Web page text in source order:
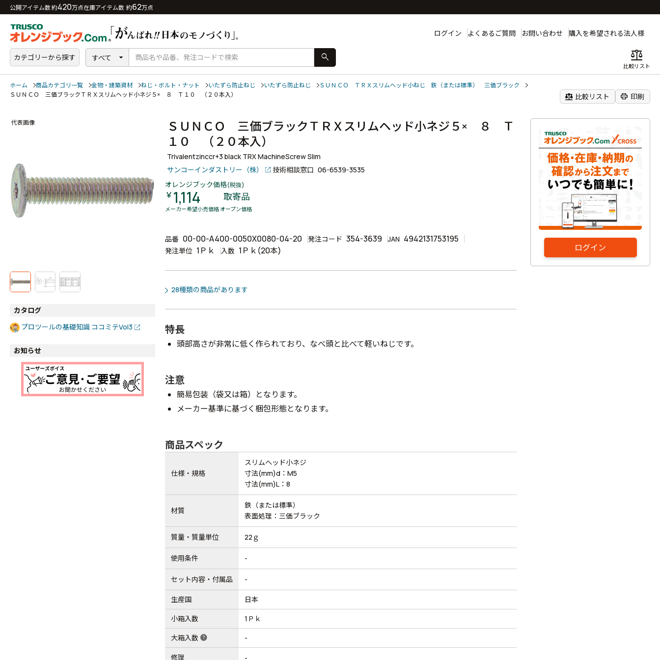
公開アイテム数 約420万点在庫アイテム数 約62万点
ログイン よくあるご質問 お問い合わせ 購入を希望される法人様
カテゴリーから探す すべて search balance
比較リスト
ホーム 商品カテゴリ一覧 金物・建築資材 ねじ・ボルト・ナット いたずら防止ねじ いたずら防止ねじ
ＳＵＮＣＯ ＴＲＸスリムヘッド小ねじ 鉄（または標準） 三価ブラック
ＳＵＮＣＯ 三価ブラックＴＲＸスリムヘッド小ネジ５× ８ Ｔ１０ （２０本入）
balance 比較リスト print 印刷
ログイン
代表画像
カタログ
プロツールの基礎知識 ココミテVol3
お知らせ
ＳＵＮＣＯ 三価ブラックＴＲＸスリムヘッド小ネジ５× ８ Ｔ
１０ （２０本入）
Trivalentzinccr+3 black TRX MachineScrew Slim
サンコーインダストリー（株）
技術相談窓口 06-6539-3535
オレンジブック価格(税抜)
￥ 1,114 取寄品
メーカー希望小売価格 オープン価格
品番 00-00-A400-0050X0080-04-20 発注コード 354-3639 JAN 4942131753195
発注単位 1Ｐｋ 入数 1Ｐｋ(20本)
28種類の商品があります
特長
頭部高さが非常に低く作られており、なべ頭と比べて軽いねじです。
注意
簡易包装（袋又は箱）となります。
メーカー基準に基づく梱包形態となります。
商品スペック
仕様・規格
スリムヘッド小ネジ
寸法(mm)d：M5
寸法(mm)L：8
材質
鉄（または標準）
表面処理：三価ブラック
質量・質量単位 22ｇ
使用条件 -
セット内容・付属品 -
生産国 日本
小箱入数 1Ｐｋ
大箱入数 help -
修理 -